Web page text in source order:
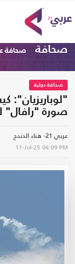
صحافة صحافة
صحافة دولية
صورة "رافال"
عربي 21- هناء الدندح
11-Jul-25 06:09 PM